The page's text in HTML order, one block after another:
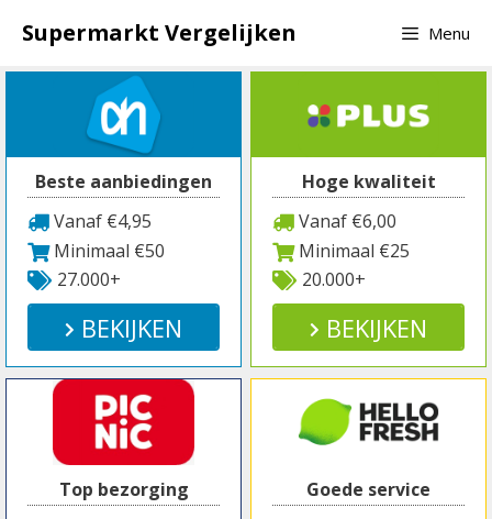
naar
inhoud
Supermarkt Vergelijken Menu
Beste aanbiedingen
Vanaf €4,95
Minimaal €50
27.000+
BEKIJKEN
Hoge kwaliteit
Vanaf €6,00
Minimaal €25
20.000+
BEKIJKEN
Top bezorging
Goede service